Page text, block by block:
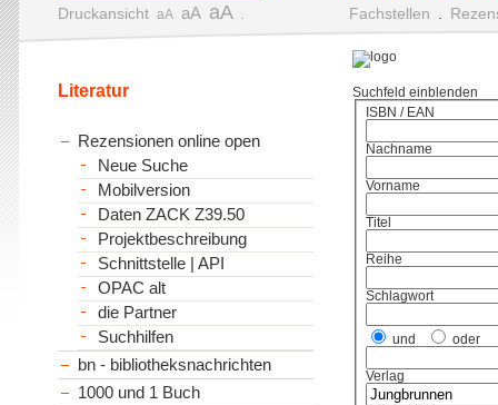
Druckansicht aA aA aA Fachstellen
Suchfeld einblenden
ISBN / EAN
Nachname
Vorname
Titel
Reihe
Schlagwort
und oder
Verlag
Literatur
Rezensionen online open
Neue Suche
Mobilversion
Daten ZACK Z39.50
Projektbeschreibung
Schnittstelle | API
OPAC alt
die Partner
Suchhilfen
bn - bibliotheksnachrichten
1000 und 1 Buch